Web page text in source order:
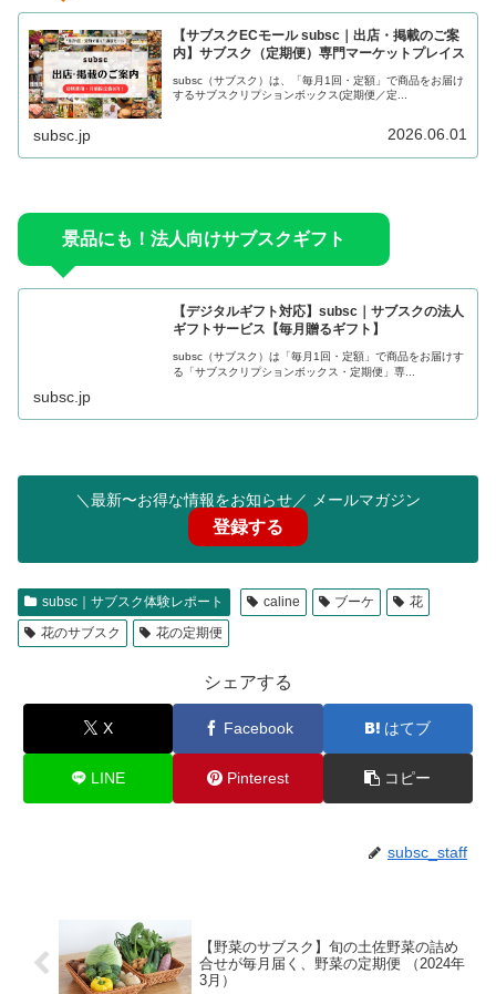
【サブスクECモール subsc｜出店・掲載のご案
内】サブスク（定期便）専門マーケットプレイス
subsc（サブスク）は、「毎月1回・定額」で商品をお届け
するサブスクリプションボックス(定期便／定...
subsc.jp 2026.06.01
景品にも！法人向けサブスクギフト
【デジタルギフト対応】subsc｜サブスクの法人
ギフトサービス【毎月贈るギフト】
subsc（サブスク）は「毎月1回・定額」で商品をお届けす
る「サブスクリプションボックス・定期便」専...
subsc.jp
＼最新〜お得な情報をお知らせ／ メールマガジン
登録する
subsc｜サブスク体験レポート caline ブーケ
花
花のサブスク
花の定期便
シェアする
X Facebook はてブ
LINE Pinterest コピー
subsc_staff
【野菜のサブスク】旬の土佐野菜の詰め
合せが毎月届く、野菜の定期便 （2024年
3月）